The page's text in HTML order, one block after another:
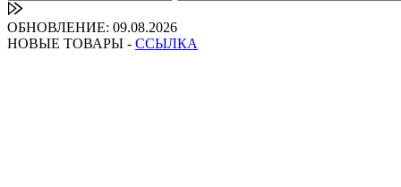
ОБНОВЛЕНИЕ: 09.08.2026
НОВЫЕ ТОВАРЫ - ССЫЛКА